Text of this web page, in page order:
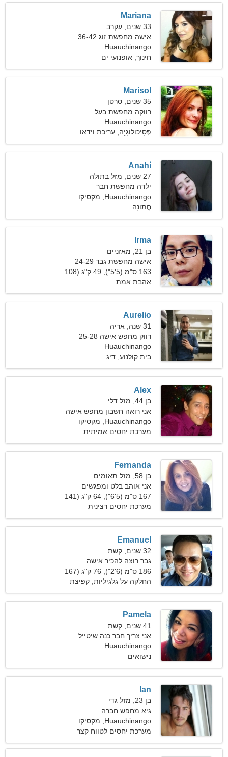
Mariana
33 שנים, עקרב
אישה מחפשת זוג 36-42
Huauchinango
חינוך, אופנועי ים
Marisol
35 שנים, סרטן
רווקה מחפשת בעל
Huauchinango
פְּסִיכוֹלוֹגִיָה, עריכת וידאו
Anahí
27 שנים, מזל בתולה
ילדה מחפשת חבר
Huauchinango, מקסיקו
חֲתוּנָה
Irma
בן 21, מאזניים
אישה מחפשת גבר 24-29
163 ס"מ (5'5"), 49 ק"ג (108
פאונד)
אהבת אמת
Aurelio
31 שנה, אריה
רווק מחפש אישה 25-28
Huauchinango
בית קולנוע, דיג
Alex
בן 44, מזל דלי
אני רואה חשבון מחפש אישה
אלגנטית
Huauchinango, מקסיקו
מערכת יחסים אמיתית
Fernanda
בן 58, מזל תאומים
אני אוהב בלט ומפגשים
167 ס"מ (5'6"), 64 ק"ג (141
פאונד)
מערכת יחסים רצינית
Emanuel
32 שנים, קשת
גבר רוצה להכיר אישה
186 ס"מ (6'2"), 76 ק"ג (167
פאונד)
החלקה על גלגיליות, קפיצת
בסיס
Pamela
41 שנים, קשת
אני צריך חבר כנה שיטייל
ביחד
Huauchinango
נישואים
Ian
בן 23, מזל גדי
גיא מחפש חברה
Huauchinango, מקסיקו
מערכת יחסים לטווח קצר